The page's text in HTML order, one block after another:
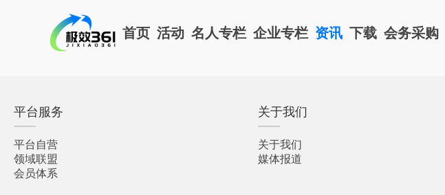
首页 活动 名人专栏 企业专栏 资讯 下载 会务采购
平台服务
平台自营
领域联盟
会员体系
关于我们
关于我们
媒体报道